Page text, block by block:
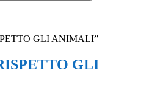
GLI ANIMALI”
GLI